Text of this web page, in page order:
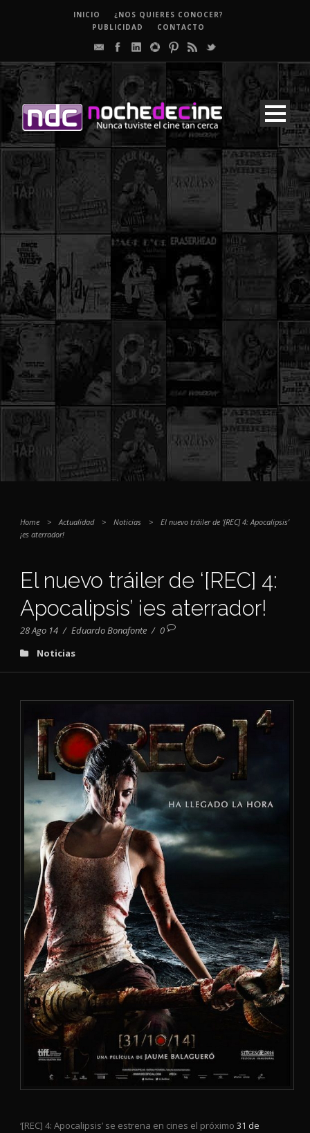
INICIO
¿NOS QUIERES CONOCER?
PUBLICIDAD
CONTACTO
Home > Actualidad > Noticias >
El nuevo tráiler de ‘[REC] 4: Apocalipsis’
¡es aterrador!
El nuevo tráiler de ‘[REC] 4:
Apocalipsis’ ¡es aterrador!
28 Ago 14 / Eduardo Bonafonte / 0
Noticias
‘[REC] 4: Apocalipsis’ se estrena en cines el próximo 31 de